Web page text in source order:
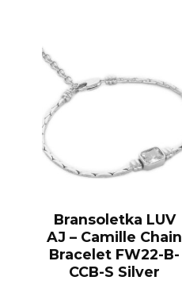
Bransoletka LUV
AJ – Camille Chain
Bracelet FW22-B-
CCB-S Silver